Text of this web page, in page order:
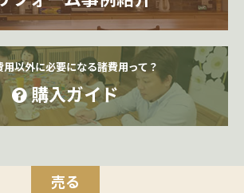
用以外に必要になる諸費用って？
購入ガイド
売る